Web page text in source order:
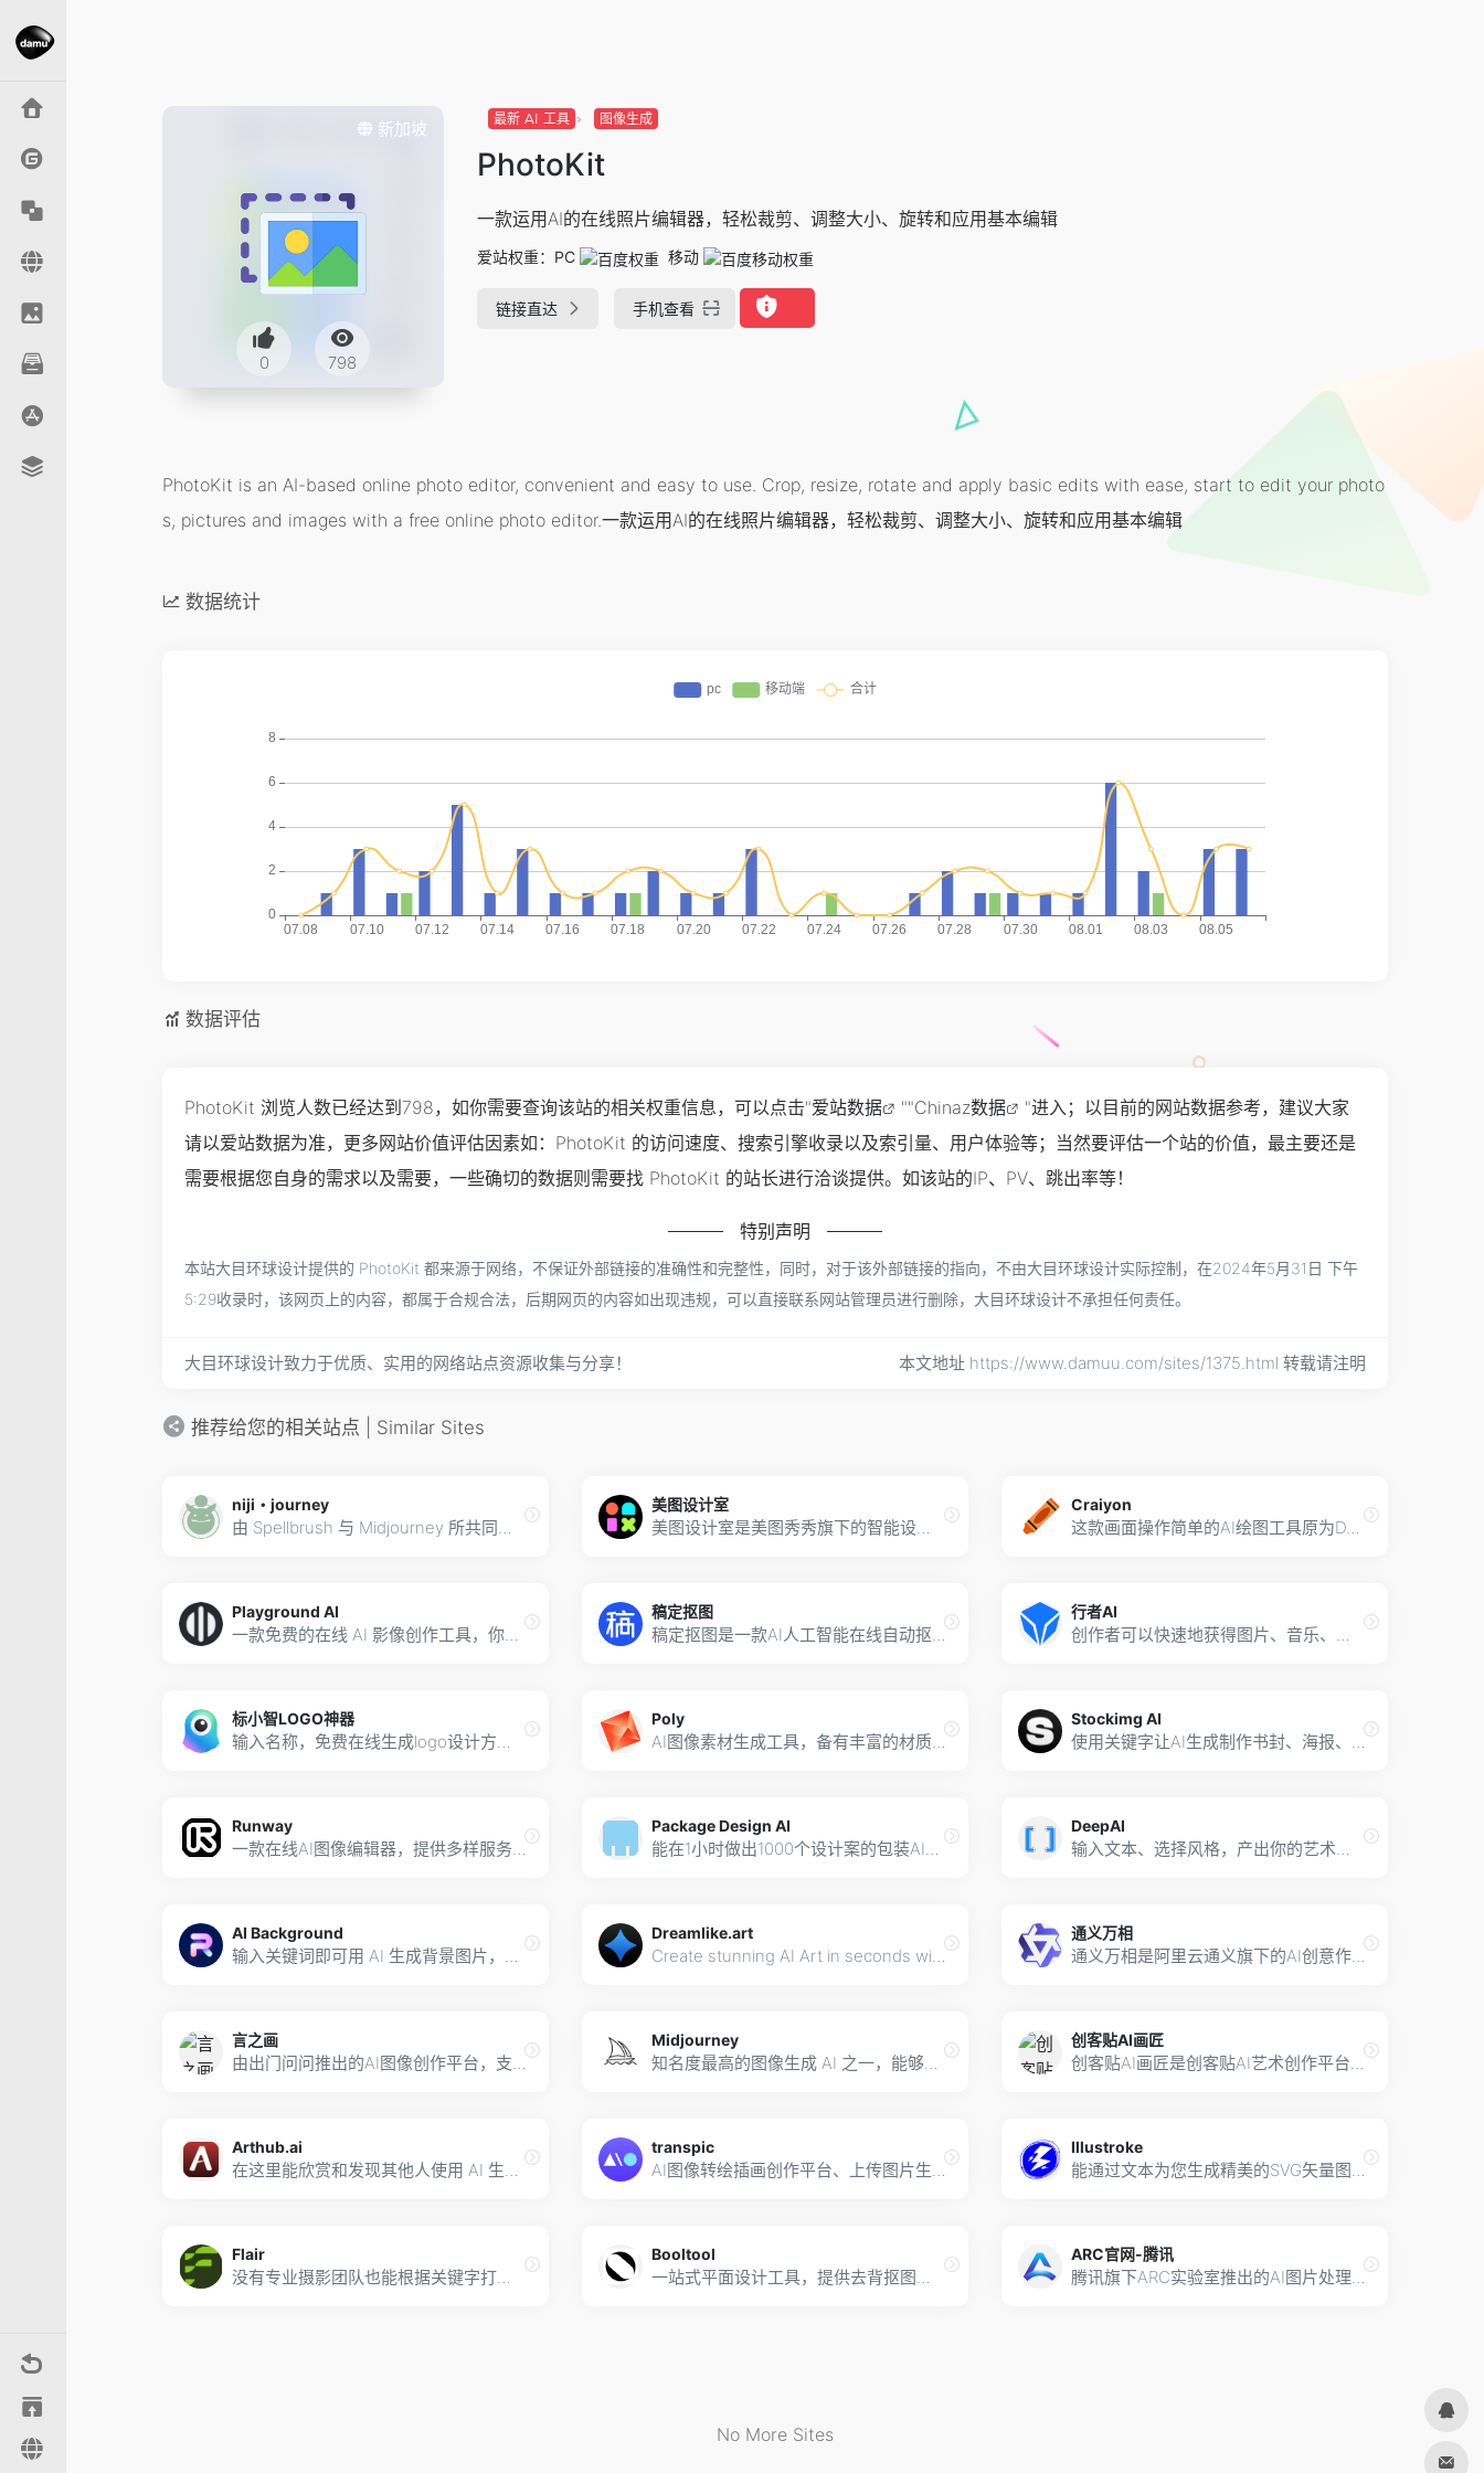
新加坡
0 798
最新 AI 工具 图像生成
PhotoKit
一款运用AI的在线照片编辑器，轻松裁剪、调整大小、旋转和应用基本编辑
爱站权重： PC 移动
链接直达 手机查看
PhotoKit is an AI-based online photo editor, convenient and easy to use. Crop, resize, rotate and apply basic edits with ease, start to edit your photo
s, pictures and images with a free online photo editor.一款运用AI的在线照片编辑器，轻松裁剪、调整大小、旋转和应用基本编辑
数据统计
数据评估
PhotoKit 浏览人数已经达到798，如你需要查询该站的相关权重信息，可以点击"爱站数据 ""Chinaz数据
"进入；以目前的网站数据参考，建议大家
请以爱站数据为准，更多网站价值评估因素如：PhotoKit 的访问速度、搜索引擎收录以及索引量、用户体验等；当然要评估一个站的价值，最主要还是
需要根据您自身的需求以及需要，一些确切的数据则需要找 PhotoKit 的站长进行洽谈提供。如该站的IP、PV、跳出率等！
特别声明
本站大目环球设计提供的 PhotoKit 都来源于网络，不保证外部链接的准确性和完整性，同时，对于该外部链接的指向，不由大目环球设计实际控制，在2024年5月31日 下午
5:29收录时，该网页上的内容，都属于合规合法，后期网页的内容如出现违规，可以直接联系网站管理员进行删除，大目环球设计不承担任何责任。
大目环球设计致力于优质、实用的网络站点资源收集与分享！ 本文地址 https://www.damuu.com/sites/1375.html 转载请注明
推荐给您的相关站点 | Similar Sites
niji・journey
由 Spellbrush 与 Midjourney 所共同设计开发的动漫风格的生成艺术(Generative Art)工具
美图设计室
美图设计室是美图秀秀旗下的智能设计在线协作平台，是一款平面设计工具和在线平面设计软件,提供海量海报模板,跨境电商模板,跨境电商banner,跨境电商主图,邀请函,公告通知,喜报,logo等免费设计素材和模板,可在线智能生成海报,一键换色,一键换装,一键去水印,图片高清修复,无损放大,抠图,拼图。
Craiyon
这款画面操作简单的AI绘图工具原为DALL-E mini，能输入文本轻松绘制图像
Playground AI
一款免费的在线 AI 影像创作工具，你可以使用它创作艺术作品、社交媒体贴文、简报、海报、视频、商标等
稿定抠图
稿定抠图是一款AI人工智能在线自动抠图工具，不管是证件照换底色，还是复杂图片换背景，不用PS，就能轻松实现AI抠图效果。3秒一键抠图，就在稿定抠图。
行者AI
创作者可以快速地获得图片、音乐、视频素材，也可以修饰、美化现有的素材
标小智LOGO神器
输入名称，免费在线生成logo设计方案，操作简单，专业好用，创意很赞
Poly
AI图像素材生成工具，备有丰富的材质资源库，能搭配产生高品质可商用的3D素材
Stockimg AI
使用关键字让AI生成制作书封、海报、Logo、照片、插画与艺术创作等图像
Runway
一款在线AI图像编辑器，提供多样服务：关键字图像生成、视频剪辑、声音音效处理等丰富功能
Package Design AI
能在1小时做出1000个设计案的包装AI！输入设计元素，并配置好消费者的年龄、喜好等，同时能再回到AI系统使用评价分析功能，依照关键字排序预测市场受欢迎的程度
DeepAI
输入文本、选择风格，产出你的艺术图像！提供多样风格挑选
AI Background
输入关键词即可用 AI 生成背景图片，免费下载使用
Dreamlike.art
Create stunning AI Art in seconds with Stable Diffusion. Upscale your images, create variations, fix faces, share your art, and more.弹指之间创作吸睛且令人惊艳的AI生成艺术作品
通义万相
通义万相是阿里云通义旗下的AI创意作画平台，可提供AI艺术创作，可支持文生图、图生图、涂鸦作画、虚拟模特、个人写真等多场景的图片创作能力
言之画
由出门问问推出的AI图像创作平台，支持图像编辑处理
Midjourney
知名度最高的图像生成 AI 之一，能够根据关键字绘制各式风格内容的画作
创客贴AI画匠
创客贴AI画匠是创客贴AI艺术创作平台，汇聚了多款AI创作辅助工具，迎接人机共创内容的新时代
Arthub.ai
在这里能欣赏和发现其他人使用 AI 生成图的灵感，能直觉地复制也能够直接搜索同关键字文本的其他作品
transpic
AI图像转绘插画创作平台、上传图片生成多张图片，图片风格转换
Illustroke
能通过文本为您生成精美的SVG矢量图像，允许可使用在社交媒体或商业用途，同时为您提升网站的SEO分数。
Flair
没有专业摄影团队也能根据关键字打造大片级商品美照，通过AI生成为你的商品找到理想广告风格
Booltool
一站式平面设计工具，提供去背抠图、图像裁剪、图像压缩、画质调整、滤镜调色、增添动态效果
ARC官网-腾讯
腾讯旗下ARC实验室推出的AI图片处理工具，能处理人像修图、抠图等
No More Sites